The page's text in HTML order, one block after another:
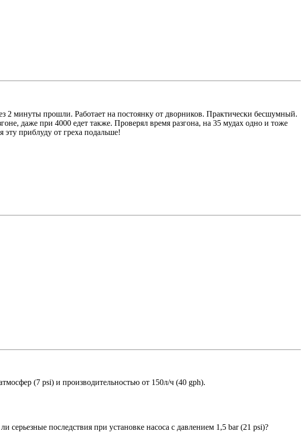
2 минуты прошли. Работает на постоянку от дворников. Практически бесшумный.
даже при 4000 едет также. Проверял время разгона, на 35 мудах одно и тоже
приблуду от греха подальше!
(7 psi) и производительностью от 150л/ч (40 gph).
серьезные последствия при установке насоса с давлением 1,5 bar (21 psi)?